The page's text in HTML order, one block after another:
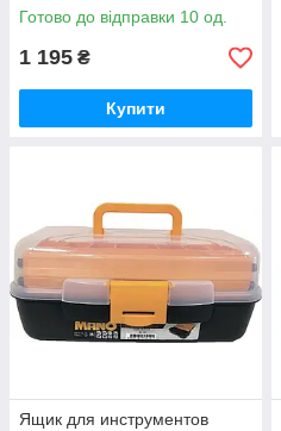
Готово до відправки 10 од.
1 195 ₴
Купити
Ящик для инструментов